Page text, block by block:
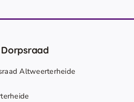
Altweerterheide